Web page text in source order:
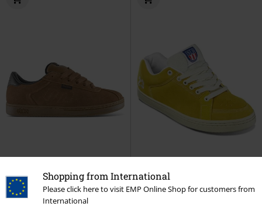
Shopping from International
Please click here to visit EMP Online Shop for customers from
International
% Téměř vyprodáno